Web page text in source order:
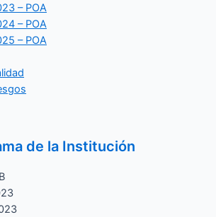
– POA
– POA
– POA
de la Institución